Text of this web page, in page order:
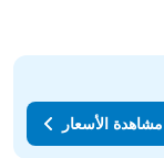
مشاهدة الأسعار